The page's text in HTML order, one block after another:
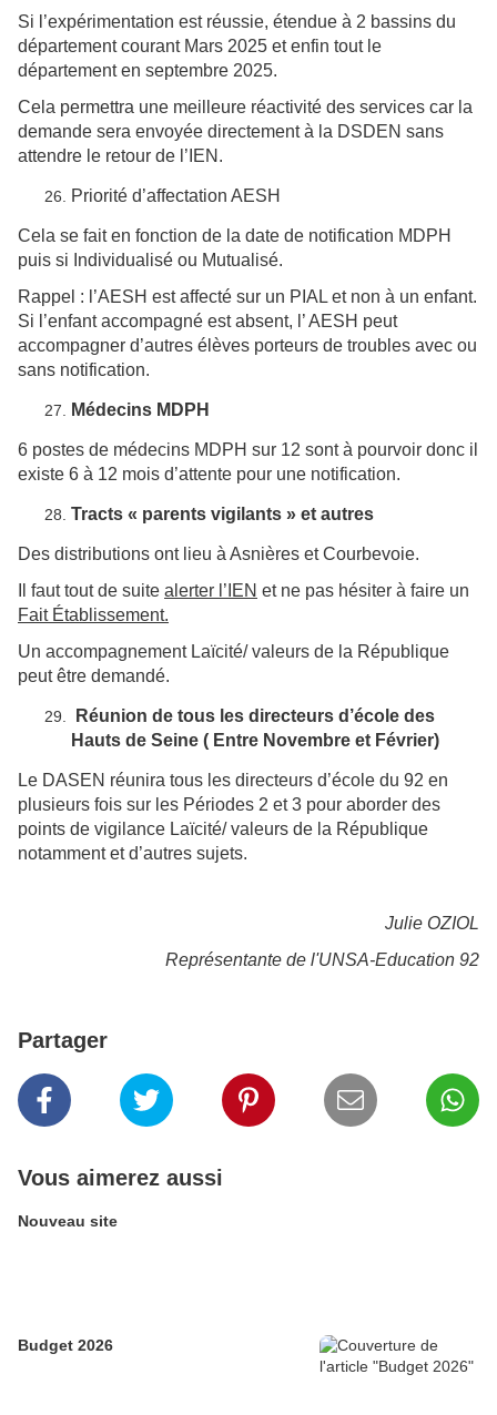
Si l’expérimentation est réussie, étendue à 2 bassins du
département courant Mars 2025 et enfin tout le
département en septembre 2025.
Cela permettra une meilleure réactivité des services car la
demande sera envoyée directement à la DSDEN sans
attendre le retour de l’IEN.
Priorité d’affectation AESH
Cela se fait en fonction de la date de notification MDPH
puis si Individualisé ou Mutualisé.
Rappel : l’AESH est affecté sur un PIAL et non à un enfant.
Si l’enfant accompagné est absent, l’ AESH peut
accompagner d’autres élèves porteurs de troubles avec ou
sans notification.
Médecins MDPH
6 postes de médecins MDPH sur 12 sont à pourvoir donc il
existe 6 à 12 mois d’attente pour une notification.
Tracts « parents vigilants » et autres
Des distributions ont lieu à Asnières et Courbevoie.
Il faut tout de suite alerter l’IEN et ne pas hésiter à faire un
Fait Établissement.
Un accompagnement Laïcité/ valeurs de la République
peut être demandé.
Réunion de tous les directeurs d’école des
Hauts de Seine ( Entre Novembre et Février)
Le DASEN réunira tous les directeurs d’école du 92 en
plusieurs fois sur les Périodes 2 et 3 pour aborder des
points de vigilance Laïcité/ valeurs de la République
notamment et d’autres sujets.
Julie OZIOL
Représentante de l'UNSA-Education 92
Partager
Vous aimerez aussi
Nouveau site
Budget 2026